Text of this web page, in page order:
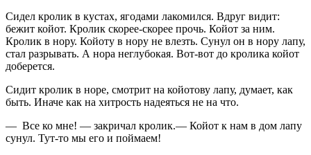
Сидел кролик в кустах, ягодами лакомился. Вдруг видит:
бежит койот. Кролик скорее-скорее прочь. Койот за ним.
Кролик в нору. Койоту в нору не влезть. Сунул он в нору лапу,
стал разрывать. А нора неглубокая. Вот-вот до кролика койот
доберется.
Сидит кролик в норе, смотрит на койотову лапу, думает, как
быть. Иначе как на хитрость надеяться не на что.
— Все ко мне! — закричал кролик.— Койот к нам в дом лапу
сунул. Тут-то мы его и поймаем!